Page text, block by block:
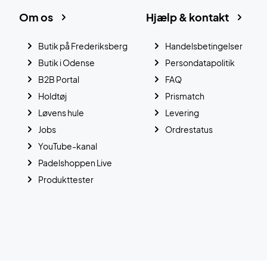
Hjælp & kontakt
Handelsbetingelser
Persondatapolitik
FAQ
Prismatch
Levering
Ordrestatus
Om os
Butik på Frederiksberg
Butik i Odense
B2B Portal
Holdtøj
Løvens hule
Jobs
YouTube-kanal
Padelshoppen Live
Produkttester